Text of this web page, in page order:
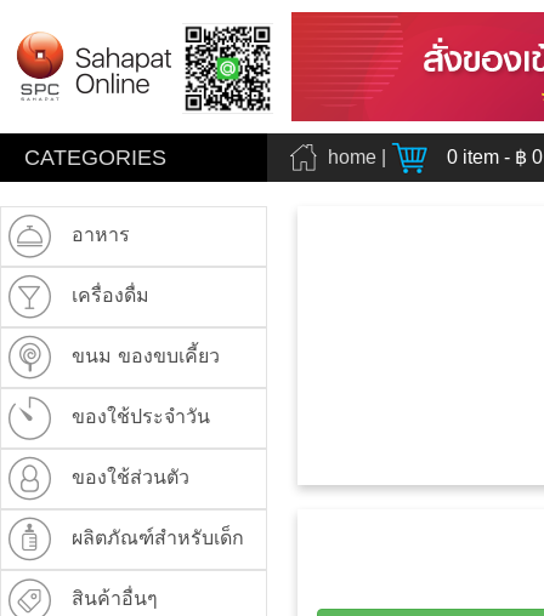
CATEGORIES home 0 item - ฿
อาหาร
เครื่องดื่ม
ขนม ของขบเคี้ยว
ของใช้ประจำวัน
ของใช้ส่วนตัว
ผลิตภัณฑ์สำหรับเด็ก
สินค้าอื่นๆ